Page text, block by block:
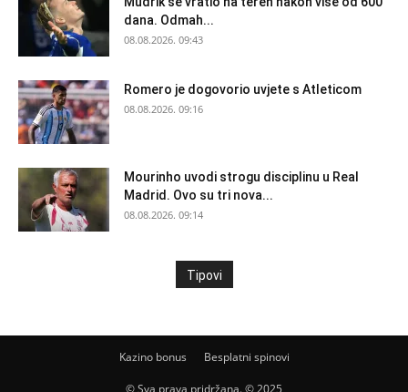
dana. Odmah...
08.08.2026. 09:43
Romero je dogovorio uvjete s Atleticom
08.08.2026. 09:16
Mourinho uvodi strogu disciplinu u Real
Madrid. Ovo su tri nova...
08.08.2026. 09:14
Tipovi
Kazino bonus Besplatni spinovi